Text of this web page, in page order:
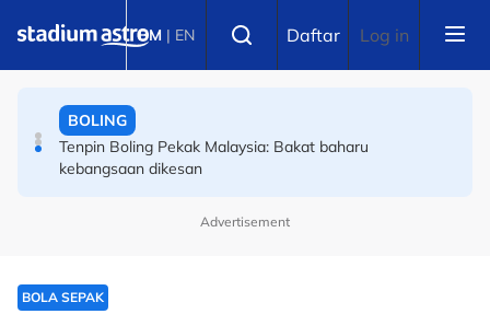
BM | EN Daftar Log in
Piala Hyundai ASEAN: Awas kejutan Filipina, kata bekas
BOLING
Tenpin Boling Pekak Malaysia: Bakat baharu
kebangsaan dikesan
Advertisement
BOLA SEPAK